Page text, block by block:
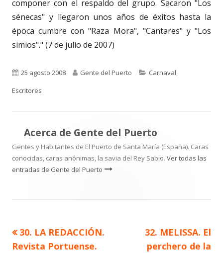
componer con el respaldo del grupo. Sacaron "Los
sénecas" y llegaron unos años de éxitos hasta la
época cumbre con "Raza Mora", "Cantares" y "Los
simios"." (7 de julio de 2007)
Publicado
el
25 agosto 2008 Autor
Gente del Puerto Categorías
Carnaval,
Escritores
Acerca de Gente del Puerto
Gentes y Habitantes de El Puerto de Santa María (España). Caras
conocidas, caras anónimas, la savia del Rey Sabio. Ver todas las
entradas de Gente del Puerto
Navegación
Artículo
anterior
30. LA REDACCIÓN.
Revista Portuense.
Artículo
siguiente
32. MELISSA. El
perchero de la